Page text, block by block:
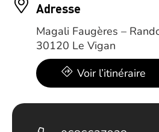
Adresse
Magali Faugères –
30120 Le Vigan
Voir l’itinéraire